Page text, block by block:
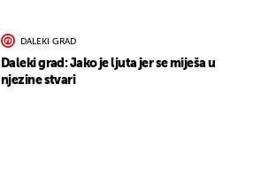
DALEKI GRAD
Daleki grad: Jako je ljuta jer se miješa u
njezine stvari